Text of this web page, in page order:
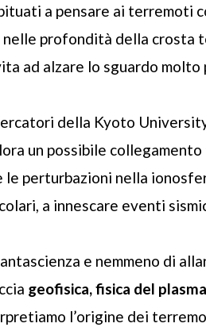
a pensare ai terremoti
nelle profondità della crosta
ad alzare lo sguardo molto
della Kyoto
un possibile collegamento
le perturbazioni nella
a innescare eventi
e nemmeno di
geofisica, fisica del
l’origine dei